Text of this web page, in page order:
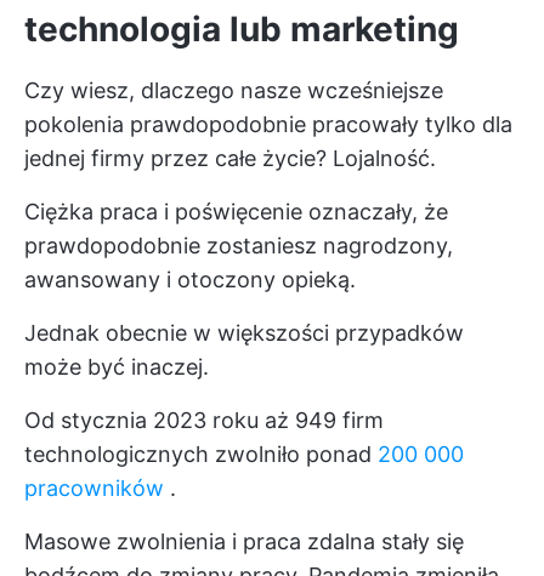
technologia lub marketing
Czy wiesz, dlaczego nasze wcześniejsze
pokolenia prawdopodobnie pracowały tylko dla
jednej firmy przez całe życie? Lojalność.
Ciężka praca i poświęcenie oznaczały, że
prawdopodobnie zostaniesz nagrodzony,
awansowany i otoczony opieką.
Jednak obecnie w większości przypadków
może być inaczej.
Od stycznia 2023 roku aż 949 firm
technologicznych zwolniło ponad 200 000
pracowników .
Masowe zwolnienia i praca zdalna stały się